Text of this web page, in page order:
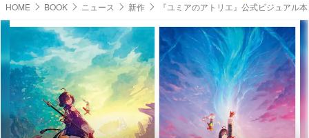
HOME BOOK ニュース 新作 『ユミアのアトリエ』公式ビジュアル本